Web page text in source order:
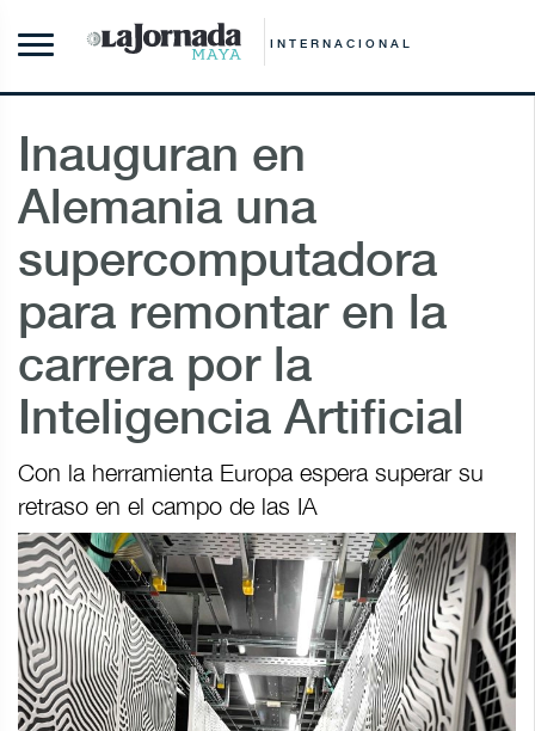
INTERNACIONAL
Inauguran en
Alemania una
supercomputadora
para remontar en la
carrera por la
Inteligencia Artificial
Con la herramienta Europa espera superar su
retraso en el campo de las IA